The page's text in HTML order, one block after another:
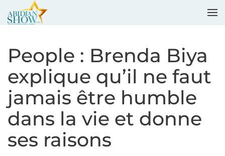
People : Brenda Biya
explique qu’il ne faut
jamais être humble
dans la vie et donne
ses raisons